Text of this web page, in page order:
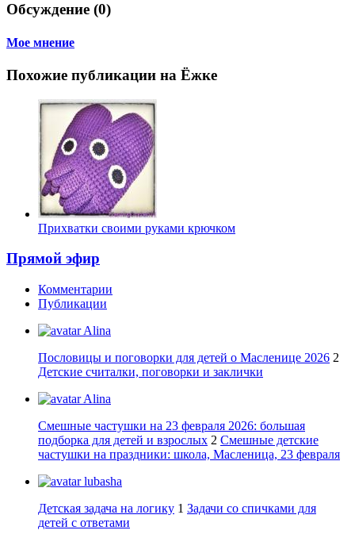
Обсуждение (0)
Мое мнение
Похожие публикации на Ёжке
Прихватки своими руками крючком
Прямой эфир
Комментарии
Публикации
Alina
Пословицы и поговорки для детей о Масленице 2026 2
Детские считалки, поговорки и заклички
Alina
Смешные частушки на 23 февраля 2026: большая
подборка для детей и взрослых 2 Смешные детские
частушки на праздники: школа, Масленица, 23 февраля
lubasha
Детская задача на логику 1 Задачи со спичками для
детей с ответами